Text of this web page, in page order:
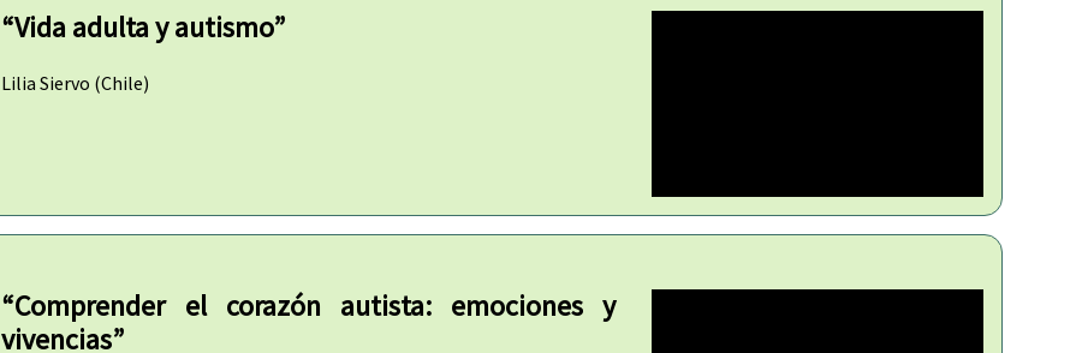
“Vida adulta y autismo”
Lilia Siervo (Chile)
“Comprender el corazón autista: emociones y
vivencias”